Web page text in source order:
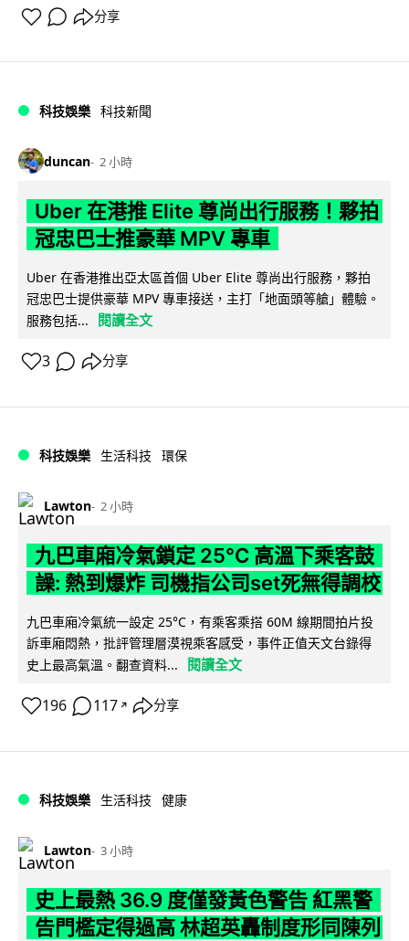
分享
科技娛樂 科技新聞
duncan 2 小時
Uber 在港推 Elite 尊尚出行服務！夥拍
冠忠巴士推豪華 MPV 專車
Uber 在香港推出亞太區首個 Uber Elite 尊尚出行服務，夥拍
冠忠巴士提供豪華 MPV 專車接送，主打「地面頭等艙」體驗。
服務包括...
閱讀全文
3 分享
科技娛樂 生活科技 環保
Lawton 2 小時
九巴車廂冷氣鎖定 25°C 高溫下乘客鼓
譟: 熱到爆炸 司機指公司set死無得調校
九巴車廂冷氣統一設定 25°C，有乘客乘搭 60M 線期間拍片投
訴車廂悶熱，批評管理層漠視乘客感受，事件正值天文台錄得
史上最高氣溫。翻查資料...
閱讀全文
196 117 ↗ 分享
科技娛樂 生活科技 健康
Lawton 3 小時
史上最熱 36.9 度僅發黃色警告 紅黑警
告門檻定得過高 林超英轟制度形同陳列